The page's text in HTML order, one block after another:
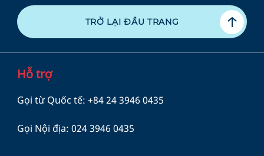
TRỞ LẠI ĐẦU TRANG
Hỗ trợ
Gọi từ Quốc tế:+84 24 3946 0435
Gọi Nội địa:024 3946 0435